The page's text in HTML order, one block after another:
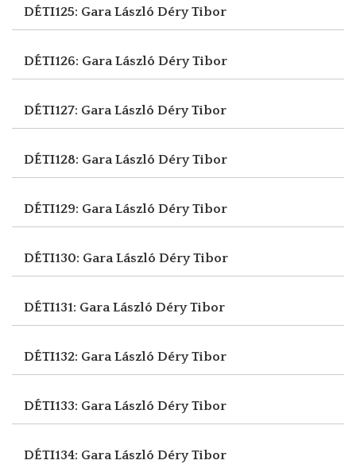
DÉTI125: Gara László Déry Tibor
DÉTI126: Gara László Déry Tibor
DÉTI127: Gara László Déry Tibor
DÉTI128: Gara László Déry Tibor
DÉTI129: Gara László Déry Tibor
DÉTI130: Gara László Déry Tibor
DÉTI131: Gara László Déry Tibor
DÉTI132: Gara László Déry Tibor
DÉTI133: Gara László Déry Tibor
DÉTI134: Gara László Déry Tibor